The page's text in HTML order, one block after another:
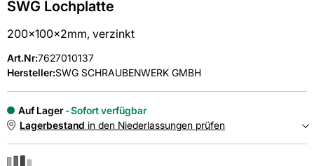
SWG Lochplatte
200x100x2mm, verzinkt
Art.Nr:7627010137
Hersteller:SWG SCHRAUBENWERK GMBH
Auf Lager
Sofort verfügbar
Lagerbestand in den Niederlassungen prüfen